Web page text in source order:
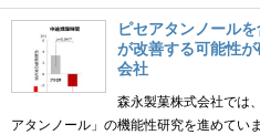
ピセアタンノール
が改善する可能性
会社
森永製菓株式会社では
アタンノール」の機能性研究を進めてい